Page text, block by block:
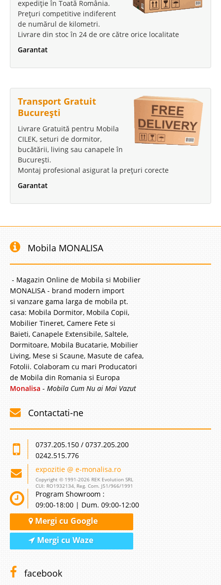
expediție în Toată România.
Prețuri competitive indiferent
de numărul de kilometri.
Livrare din stoc în 24 de ore către orice localitate
Garantat
Transport Gratuit
București
Livrare Gratuită pentru Mobila
CILEK, seturi de dormitor,
bucătării, living sau canapele în
București.
Montaj profesional asigurat la prețuri corecte
Garantat
Mobila MONALISA
- Magazin Online de Mobila si Mobilier
MONALISA - brand modern import
si vanzare gama larga de mobila pt.
casa: Mobila Dormitor, Mobila Copii,
Mobilier Tineret, Camere Fete si
Baieti, Canapele Extensibile, Saltele,
Dormitoare, Mobila Bucatarie, Mobilier
Living, Mese si Scaune, Masute de cafea,
Fotolii. Colaboram cu mari Producatori
de Mobila din Romania si Europa
Monalisa - Mobila Cum Nu ai Mai Vazut
Contactati-ne
0737.205.150 / 0737.205.200
0242.515.776
expozitie @ e-monalisa.ro
Copyright © 1991-2026 REK Evolution SRL
CUI: RO1932134, Reg. Com. J51/966/1991
Program Showroom :
09:00-18:00 | Dum. 09:00-12:00
Mergi cu Google
Mergi cu Waze
facebook